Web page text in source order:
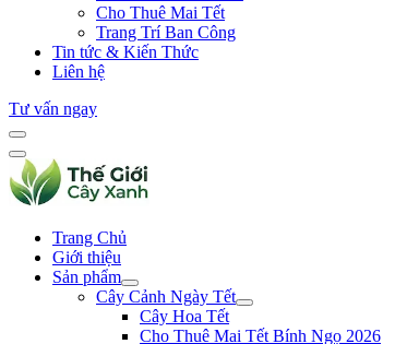
Cho Thuê Mai Tết
Trang Trí Ban Công
Tin tức & Kiến Thức
Liên hệ
Tư vấn ngay
Trang Chủ
Giới thiệu
Sản phẩm
Cây Cảnh Ngày Tết
Cây Hoa Tết
Cho Thuê Mai Tết Bính Ngọ 2026